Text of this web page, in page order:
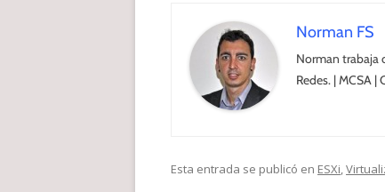
Norman FS
Norman trabaja
Redes. | MCSA |
Esta entrada se publicó en ESXi,